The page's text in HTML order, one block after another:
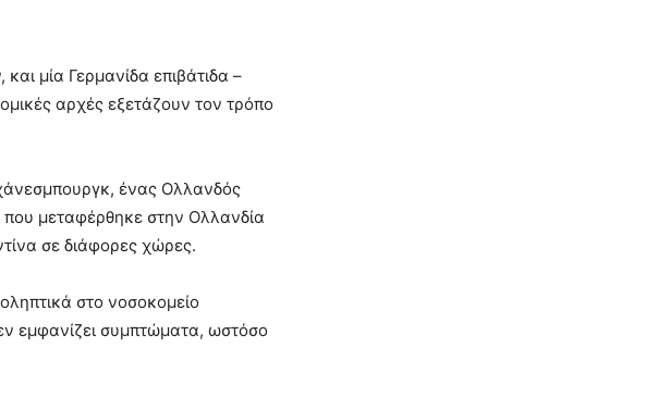
μία Γερμανίδα επιβάτιδα –
αρχές εξετάζουν τον τρόπο
ένας Ολλανδός
που μεταφέρθηκε στην Ολλανδία
σε διάφορες χώρες.
στο νοσοκομείο
εμφανίζει συμπτώματα, ωστόσο